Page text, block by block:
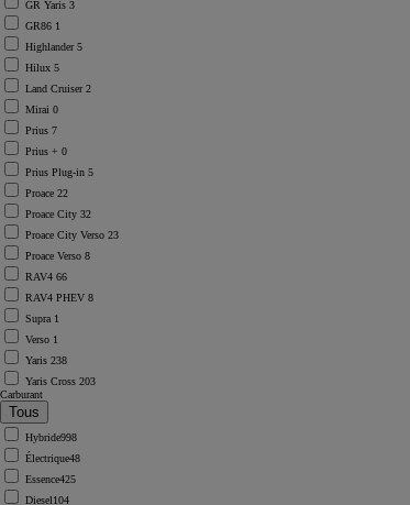
À partir de
ou financement à partir de
GR Yaris 3
GR86 1
Highlander5
Hilux 5
Land Cruiser2
Mirai 0
Prius 7
Prius + 0
Prius Plug-in 5
Proace 22
Proace City 32
Proace City Verso 23
Proace Verso 8
RAV4 66
RAV4 PHEV 8
Supra 1
Verso 1
Yaris 238
Yaris Cross 203
Carburant
Hybride998
Électrique48
Essence425
Diesel104